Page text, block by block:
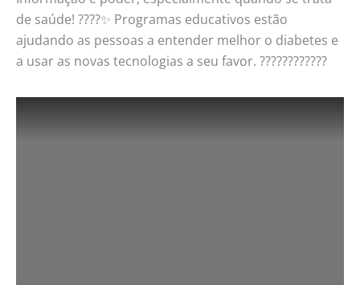
de saúde! ????✨ Programas educativos estão
ajudando as pessoas a entender melhor o diabetes e
a usar as novas tecnologias a seu favor. ????????‍????